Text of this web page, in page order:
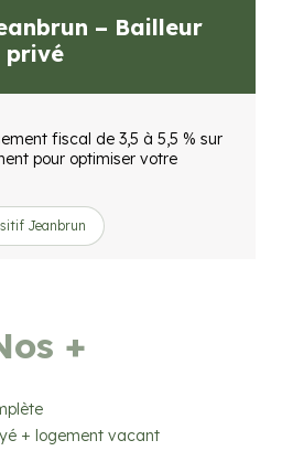
– Bailleur
privé
fiscal de 3,5 à 5,5 % sur
pour optimiser votre
Jeanbrun
+
+ logement vacant